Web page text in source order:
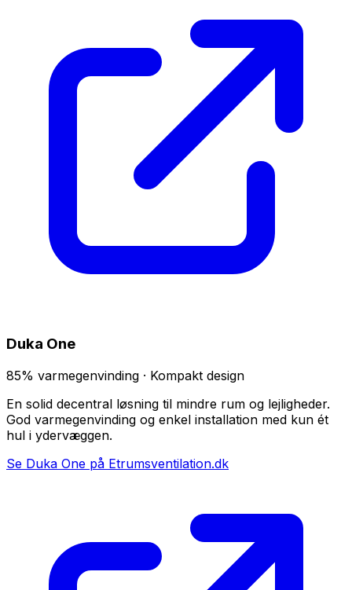
Duka One
85% varmegenvinding · Kompakt design
En solid decentral løsning til mindre rum og lejligheder.
God varmegenvinding og enkel installation med kun ét
hul i ydervæggen.
Se Duka One på Etrumsventilation.dk